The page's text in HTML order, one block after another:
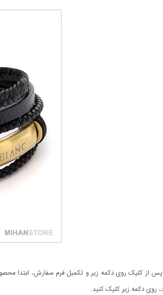
از کلیک روی دکمه زیر و تکمیل فرم سفارش، ابتدا
دکمه زیر کلیک کنید.